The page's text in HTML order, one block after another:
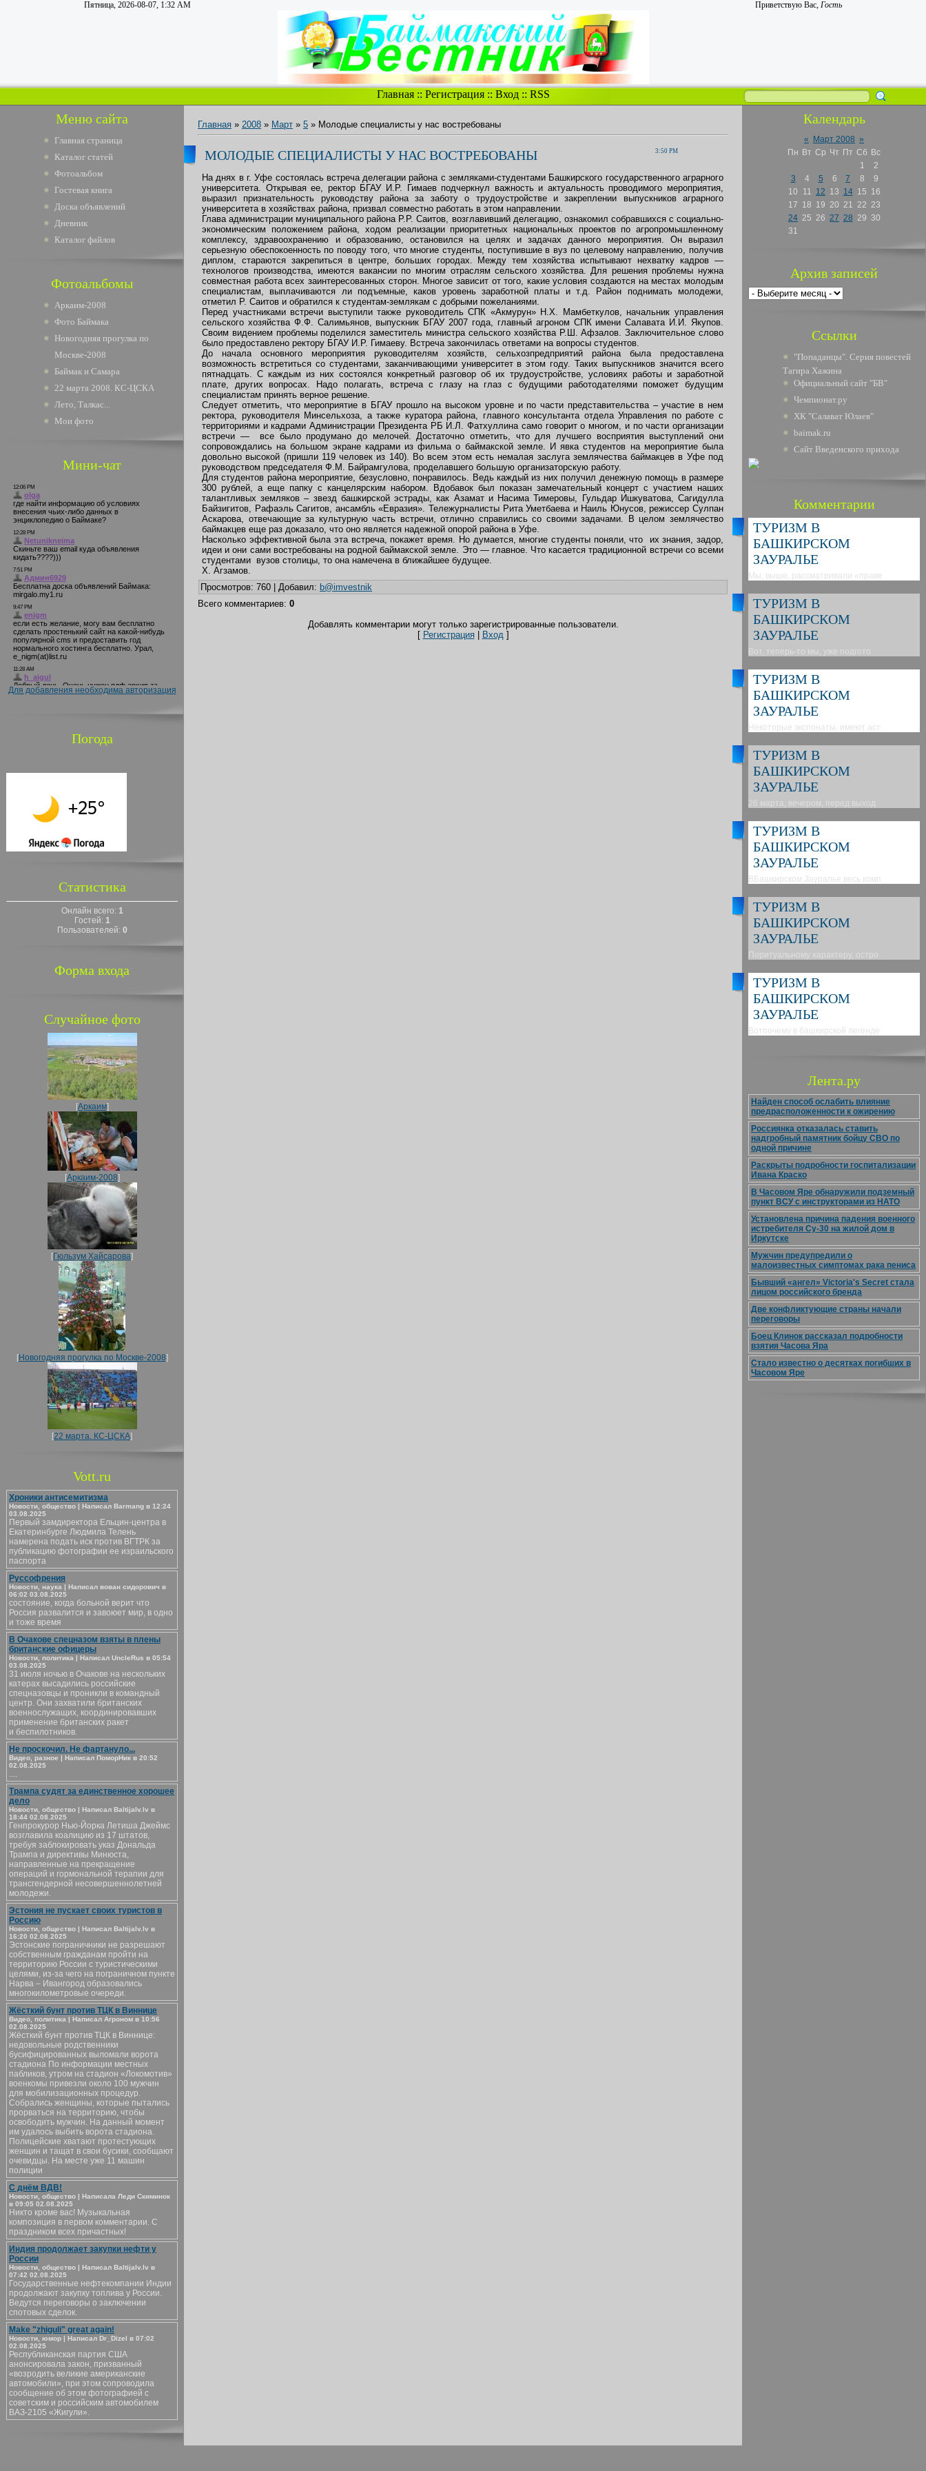
Пятница, 2026-08-07, 1:32 AM Приветствую Вас, Гость
Главная:: Регистрация:: Вход:: RSS
Меню сайта
Главная страница
Каталог статей
Фотоальбом
Гостевая книга
Доска объявлений
Дневник
Каталог файлов
Фотоальбомы
Аркаим-2008
Фото Баймака
Новогодняя прогулка по
Москве-2008
Баймак и Самара
22 марта 2008. КС-ЦСКА
Лето, Талкас...
Мои фото
Мини-чат
Для добавления необходима авторизация
Погода
Статистика
Онлайн всего: 1
Гостей: 1
Пользователей: 0
Форма входа
Случайное фото
[Аркаим]
[Аркаим-2008]
[Гюльзум Хайсарова]
[Новогодняя прогулка по Москве-2008]
[22 марта. КС-ЦСКА]
Vott.ru
Хроники антисемитизма
Новости, общество | Написал Barmang в 12:24
03.08.2025
Первый замдиректора Ельцин-центра в
Екатеринбурге Людмила Телень
намерена подать иск против ВГТРК за
публикацию фотографии ее израильского
паспорта
Руссофрения
Новости, наука | Написал вован сидорович в
06:02 03.08.2025
состояние, когда больной верит что
Россия развалится и завоюет мир, в одно
и тоже время
В Очакове спецназом взяты в плены
британские офицеры
Новости, политика | Написал UncleRus в 05:54
03.08.2025
31 июля ночью в Очакове на нескольких
катерах высадились российские
спецназовцы и проникли в командный
центр. Они захватили британских
военнослужащих, координировавших
применение британских ракет
и беспилотников.
Не проскочил. Не фартануло...
Видео, разное | Написал ПоморНик в 20:52
02.08.2025
....
Трампа судят за единственное хорошее
дело
Новости, общество | Написал Baltijalv.lv в
18:44 02.08.2025
Генпрокурор Нью-Йорка Летиша Джеймс
возглавила коалицию из 17 штатов,
требуя заблокировать указ Дональда
Трампа и директивы Минюста,
направленные на прекращение
операций и гормональной терапии для
трансгендерной несовершеннолетней
молодежи.
Эстония не пускает своих туристов в
Россию
Новости, общество | Написал Baltijalv.lv в
16:20 02.08.2025
Эстонские пограничники не разрешают
собственным гражданам пройти на
территорию России с туристическими
целями, из-за чего на пограничном пункте
Нарва – Ивангород образовались
многокилометровые очереди.
Жёсткий бунт против ТЦК в Виннице
Видео, политика | Написал Агроном в 10:56
02.08.2025
Жёсткий бунт против ТЦК в Виннице:
недовольные родственники
бусифицированных выломали ворота
стадиона По информации местных
пабликов, утром на стадион «Локомотив»
военкомы привезли около 100 мужчин
для мобилизационных процедур.
Собрались женщины, которые пытались
прорваться на территорию, чтобы
освободить мужчин. На данный момент
им удалось выбить ворота стадиона.
Полицейские хватают протестующих
женщин и тащат в свои бусики, сообщают
очевидцы. На месте уже 11 машин
полиции
С днём ВДВ!
Новости, общество | Написала Леди Скиминок
в 09:05 02.08.2025
Никто кроме вас! Музыкальная
композиция в первом комментарии. С
праздником всех причастных!
Индия продолжает закупки нефти у
России
Новости, общество | Написал Baltijalv.lv в
07:42 02.08.2025
Государственные нефтекомпании Индии
продолжают закупку топлива у России.
Ведутся переговоры о заключении
спотовых сделок.
Make "zhiguli" great again!
Новости, юмор | Написал Dr_Dizel в 07:02
02.08.2025
Республиканская партия США
анонсировала закон, призванный
«возродить великие американские
автомобили», при этом сопроводила
сообщение об этом фотографией с
советским и российским автомобилем
ВАЗ-2105 «Жигули».
Главная » 2008 » Март » 5 » Молодые специалисты у нас востребованы
3:50 PM
МОЛОДЫЕ СПЕЦИАЛИСТЫ У НАС ВОСТРЕБОВАНЫ
На днях в г. Уфе состоялась встреча делегации района с земляками-студентами Башкирского государственного аграрного
университета. Открывая ее, ректор БГАУ И.Р. Гимаев подчеркнул важность и актуальность проводимого мероприятия,
выразил признательность руководству района за заботу о трудоустройстве и закреплении выпускников аграрного
университета в хозяйствах района, призвал совместно работать в этом направлении.
Глава администрации муниципального района Р.Р. Саитов, возглавивший делегацию, ознакомил собравшихся с социально-
экономическим положением района, ходом реализации приоритетных национальных проектов по агропромышленному
комплексу, здравоохранению и образованию, остановился на целях и задачах данного мероприятия. Он выразил
серьезную обеспокоенность по поводу того, что многие студенты, поступившие в вуз по целевому направлению, получив
диплом, стараются закрепиться в центре, больших городах. Между тем хозяйства испытывают нехватку кадров —
технологов производства, имеются вакансии по многим отраслям сельского хозяйства. Для решения проблемы нужна
совместная работа всех заинтересованных сторон. Многое зависит от того, какие условия создаются на местах молодым
специалистам, выплачиваются ли подъемные, каков уровень заработной платы и т.д. Район поднимать молодежи,
отметил Р. Саитов и обратился к студентам-землякам с добрыми пожеланиями.
Перед участниками встречи выступили также руководитель СПК «Акмурун» Н.Х. Мамбеткулов, начальник управления
сельского хозяйства Ф.Ф. Салимьянов, выпускник БГАУ 2007 года, главный агроном СПК имени Салавата И.И. Якупов.
Своим видением проблемы поделился заместитель министра сельского хозяйства Р.Ш. Афзалов. Заключительное слово
было предоставлено ректору БГАУ И.Р. Гимаеву. Встреча закончилась ответами на вопросы студентов.
До начала основного мероприятия руководителям хозяйств, сельхозпредприятий района была предоставлена
возможность встретиться со студентами, заканчивающими университет в этом году. Таких выпускников значится всего
пятнадцать. С каждым из них состоялся конкретный разговор об их трудоустройстве, условиях работы и заработной
плате, других вопросах. Надо полагать, встреча с глазу на глаз с будущими работодателями поможет будущим
специалистам принять верное решение.
Следует отметить, что мероприятие в БГАУ прошло на высоком уровне и по части представительства – участие в нем
ректора, руководителя Минсельхоза, а также куратора района, главного консультанта отдела Управления по работе с
территориями и кадрами Администрации Президента РБ И.Л. Фатхуллина само говорит о многом, и по части организации
встречи — все было продумано до мелочей. Достаточно отметить, что для лучшего восприятия выступлений они
сопровождались на большом экране кадрами из фильма о баймакской земле. И явка студентов на мероприятие была
довольно высокой (пришли 119 человек из 140). Во всем этом есть немалая заслуга землячества баймакцев в Уфе под
руководством председателя Ф.М. Байрамгулова, проделавшего большую организаторскую работу.
Для студентов района мероприятие, безусловно, понравилось. Ведь каждый из них получил денежную помощь в размере
300 рублей, а еще папку с канцелярским набором. Вдобавок был показан замечательный концерт с участием наших
талантливых земляков – звезд башкирской эстрады, как Азамат и Насима Тимеровы, Гульдар Ишкуватова, Сагидулла
Байзигитов, Рафаэль Сагитов, ансамбль «Евразия». Тележурналисты Рита Уметбаева и Наиль Юнусов, режиссер Сулпан
Аскарова, отвечающие за культурную часть встречи, отлично справились со своими задачами. В целом землячество
баймакцев еще раз доказало, что оно является надежной опорой района в Уфе.
Насколько эффективной была эта встреча, покажет время. Но думается, многие студенты поняли, что их знания, задор,
идеи и они сами востребованы на родной баймакской земле. Это — главное. Что касается традиционной встречи со всеми
студентами вузов столицы, то она намечена в ближайшее будущее.
Х. Агзамов.
Просмотров: 760 | Добавил: b@imvestnik
Всего комментариев: 0
Добавлять комментарии могут только зарегистрированные пользователи.
[ Регистрация| Вход]
Календарь
« Март 2008 »
Пн Вт Ср Чт Пт Сб Вс
1
2
3
4 5 6 7 8
9
10
11 12 13 14 15 16
17 18 19 20 21 22 23
24 25 26 27 28 29 30
31
Архив записей
Ссылки
"Попаданцы". Серия повестей
Тагира Хажина
Официальный сайт "БВ"
Чемпионат.ру
ХК "Салават Юлаев"
baimak.ru
Сайт Введенского прихода
Комментарии
ТУРИЗМ В
БАШКИРСКОМ
ЗАУРАЛЬЕ
Мы, выше, рассматривали «праве
ТУРИЗМ В
БАШКИРСКОМ
ЗАУРАЛЬЕ
Вот, теперь-то мы, уже подгото
ТУРИЗМ В
БАШКИРСКОМ
ЗАУРАЛЬЕ
Некоторые экспонаты, имеют аст
ТУРИЗМ В
БАШКИРСКОМ
ЗАУРАЛЬЕ
26 марта, вечером, перед выход
ТУРИЗМ В
БАШКИРСКОМ
ЗАУРАЛЬЕ
ВБашкирском Зауралье весь комп
ТУРИЗМ В
БАШКИРСКОМ
ЗАУРАЛЬЕ
Поритуальному характеру, остро
ТУРИЗМ В
БАШКИРСКОМ
ЗАУРАЛЬЕ
Вотпочему в башкирской легенде
Лента.ру
Найден способ ослабить влияние
предрасположенности к ожирению
Россиянка отказалась ставить
надгробный памятник бойцу СВО по
одной причине
Раскрыты подробности госпитализации
Ивана Краско
В Часовом Яре обнаружили подземный
пункт ВСУ с инструкторами из НАТО
Установлена причина падения военного
истребителя Су-30 на жилой дом в
Иркутске
Мужчин предупредили о
малоизвестных симптомах рака пениса
Бывший «ангел» Victoria's Secret стала
лицом российского бренда
Две конфликтующие страны начали
переговоры
Боец Клинок рассказал подробности
взятия Часова Яра
Стало известно о десятках погибших в
Часовом Яре